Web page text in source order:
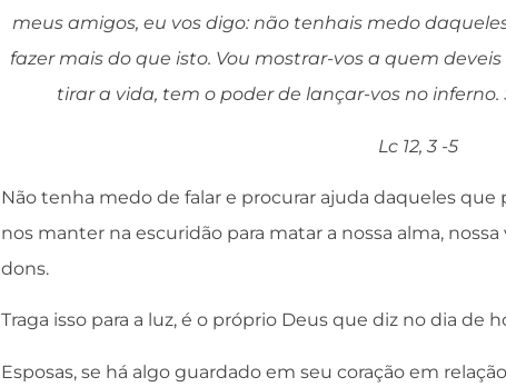
meus amigos, eu vos digo: não tenhais medo
fazer mais do que isto. Vou mostrar-vos a quem
tirar a vida, tem o poder de lançar-vos no inferno.
Lc 12, 3 -5
Não tenha medo de falar e procurar ajuda daqueles
nos manter na escuridão para matar a nossa alma,
dons.
Traga isso para a luz, é o próprio Deus que diz no dia de
Esposas, se há algo guardado em seu coração em